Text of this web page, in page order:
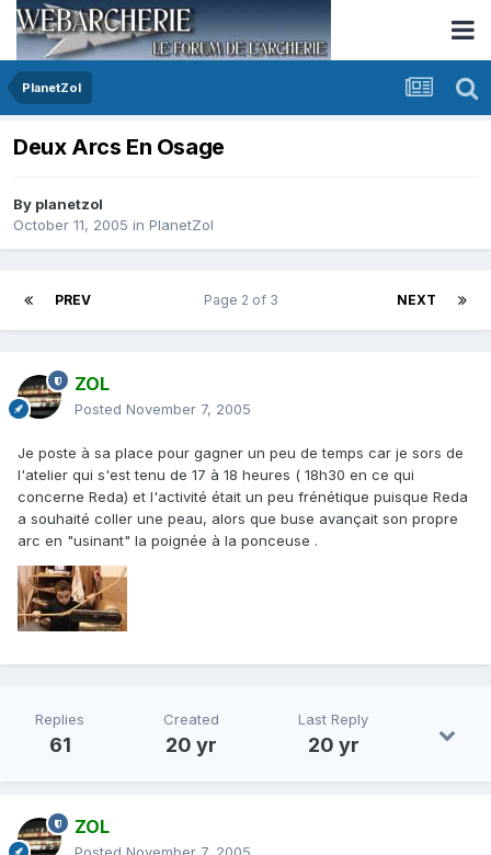
PlanetZol
Deux Arcs En Osage
By planetzol
October 11, 2005 in PlanetZol
PREV NEXT
Page 2 of 3
ZOL
Posted November 7, 2005
Je poste à sa place pour gagner un peu de temps car je sors de
l'atelier qui s'est tenu de 17 à 18 heures ( 18h30 en ce qui
concerne Reda) et l'activité était un peu frénétique puisque Reda
a souhaité coller une peau, alors que buse avançait son propre
arc en "usinant" la poignée à la ponceuse .
Replies
61
Created
20 yr
Last Reply
20 yr
ZOL